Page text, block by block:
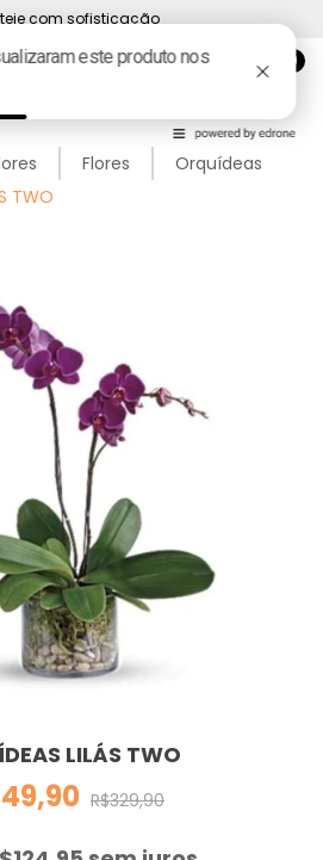
com sofisticação
0
Flores
Orquídeas
TWO
LILÁS TWO
R$329,90